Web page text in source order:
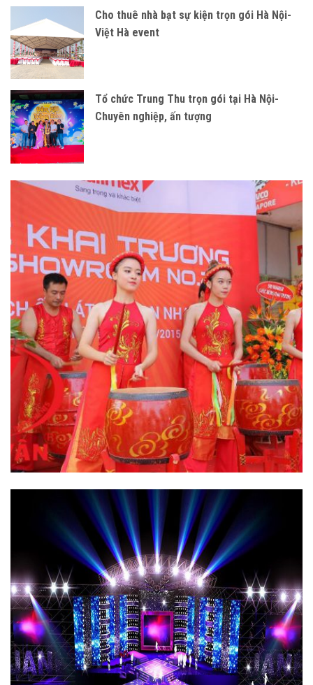
Cho thuê nhà bạt sự kiện trọn gói Hà Nội-
Việt Hà event
Tổ chức Trung Thu trọn gói tại Hà Nội-
Chuyên nghiệp, ấn tượng